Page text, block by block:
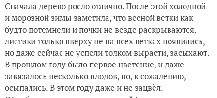
Сначала дерево росло отлично. После этой холодной
и морозной зимы заметила, что весной ветки как
будто потемнели и почки не везде раскрываются,
листики только вверху не на всех ветках появились,
но даже сейчас не успели толком вырасти, засыхают.
В прошлом году было первое цветение, и даже
завязалось несколько плодов, но, к сожалению,
осыпались. В этом году даже и не зацвёл.